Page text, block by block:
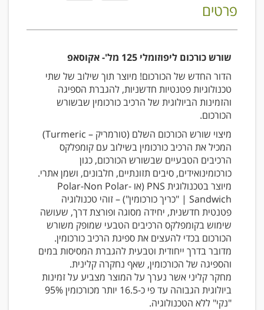
פרטים
שורש כורכום ליפוזומלי 125 מל'- אקוסאפ
הדור החדש של הכורכום! מיוצר תוך שילוב של שתי
טכנולוגיות פטנטיות חדשניות, להגברת הספיגה
והזמינות הביולוגית של הרכיב כורכומין שבשורש
הכורכום.
מיצוי שורש הכורכום השלם (טורמריק – Turmeric)
המכיל את הרכיב כורכומין בשילוב עם קומפלקס
הרכיבים הטבעיים שבשורש הכורכום, כגון
כורכומינואידים, סיבים תזונתיים, חלבונים, ושמן אתרי.
מיוצר בטכנולוגית PNS (או Polar-Non Polar-
Sandwich | "כריך כורכומין") – זוהי טכנולוגיה
פטנטית חדשנית, יחידה מסוגה ופורצת דרך, שעושה
שימוש בקומפלקס הרכיבים הטבעי שמופק משורש
הכורכום בכדי להעצים את ספיגת הרכיב כורכומין.
מדובר בדרך ייחודית וטבעית להגברת המסיסות במים
והספיגה של הכורכומין, שאף נחקרה קלינית.
מחקר קליני אשר נערך על המוצר מצביע על זמינות
ביולוגית הגבוהה עד פי כ-16.5 יותר מכורכומין 95%
"נקי" ללא הטכנולוגיה.